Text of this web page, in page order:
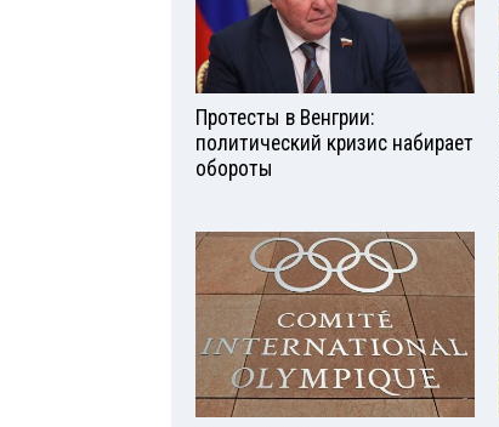
Протесты в Венгрии:
политический кризис набирает
обороты